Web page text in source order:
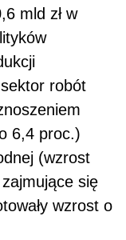
mld zł w
robót
6,4 proc.)
(wzrost
się
wzrost o